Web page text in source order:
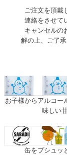
ご注文を頂戴
連絡をさせて
キャンセルの
解の上、ご了
お子様からアルコー
味しい
缶をプシュッ